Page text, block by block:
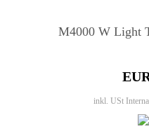
M4000 W Light
inkl. USt